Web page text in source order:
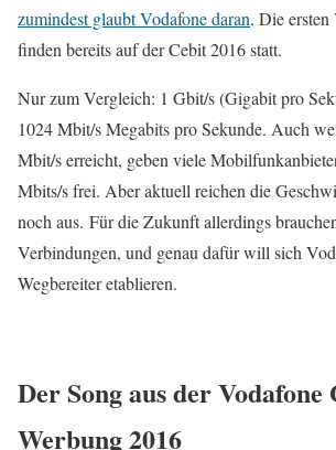
zumindest glaubt Vodafone daran. Die
finden bereits auf der Cebit 2016 statt.
Nur zum Vergleich: 1 Gbit/s (Gigabit pro
1024 Mbit/s Megabits pro Sekunde. Auch
Mbit/s erreicht, geben viele
Mbits/s frei. Aber aktuell reichen die
noch aus. Für die Zukunft allerdings
Verbindungen, und genau dafür will sich
Wegbereiter etablieren.
Der Song aus der
Werbung 2016